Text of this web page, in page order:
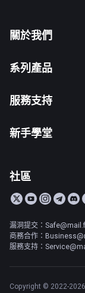
關於我們
系列產品
服務支持
新手學堂
社區
漏洞提交：
商務合作：
服務支持：
Copyright © 2022-